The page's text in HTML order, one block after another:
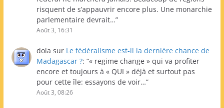
risquent de s’appauvrir encore plus. Une monarchie
parlementaire devrait…”
Août 3, 16:31
dola sur Le fédéralisme est-il la dernière chance de
Madagascar ?: “« regime change » qui va profiter
encore et toujours à « QUI » déjà et surtout pas
pour cette île: essayons de voir…”
Août 3, 08:26